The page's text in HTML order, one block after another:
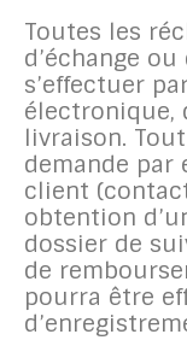
Toutes les
d’échange
s’effectuer
électronique,
livraison.
demande par
client
obtention
dossier de
de
pourra être